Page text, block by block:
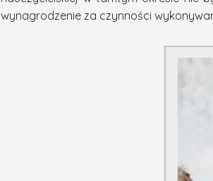
wynagrodzenie za czynności